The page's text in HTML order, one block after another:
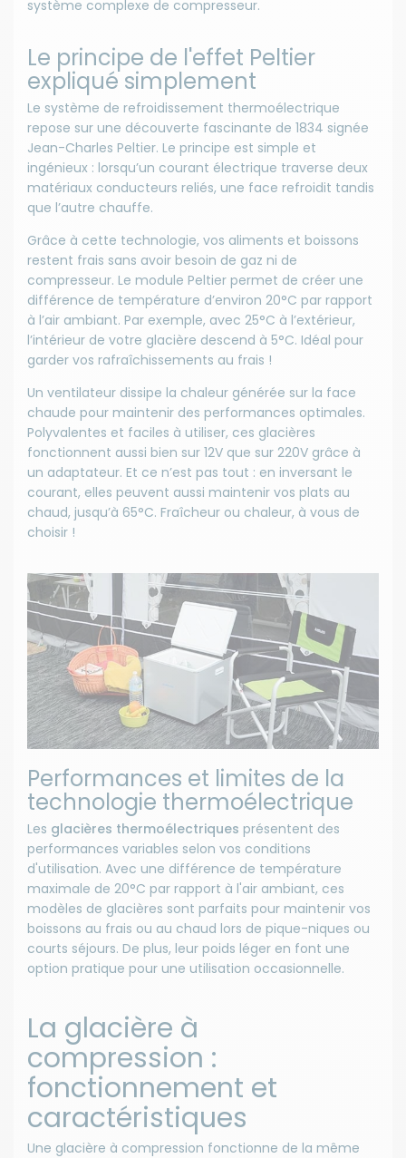
système complexe de compresseur.
Le principe de l'effet Peltier
expliqué simplement
Le système de refroidissement thermoélectrique
repose sur une découverte fascinante de 1834 signée
Jean-Charles Peltier. Le principe est simple et
ingénieux : lorsqu’un courant électrique traverse deux
matériaux conducteurs reliés, une face refroidit tandis
que l’autre chauffe.
Grâce à cette technologie, vos aliments et boissons
restent frais sans avoir besoin de gaz ni de
compresseur. Le module Peltier permet de créer une
différence de température d’environ 20°C par rapport
à l’air ambiant. Par exemple, avec 25°C à l’extérieur,
l’intérieur de votre glacière descend à 5°C. Idéal pour
garder vos rafraîchissements au frais !
Un ventilateur dissipe la chaleur générée sur la face
chaude pour maintenir des performances optimales.
Polyvalentes et faciles à utiliser, ces glacières
fonctionnent aussi bien sur 12V que sur 220V grâce à
un adaptateur. Et ce n’est pas tout : en inversant le
courant, elles peuvent aussi maintenir vos plats au
chaud, jusqu’à 65°C. Fraîcheur ou chaleur, à vous de
choisir !
Performances et limites de la
technologie thermoélectrique
Les glacières thermoélectriques présentent des
performances variables selon vos conditions
d'utilisation. Avec une différence de température
maximale de 20°C par rapport à l'air ambiant, ces
modèles de glacières sont parfaits pour maintenir vos
boissons au frais ou au chaud lors de pique-niques ou
courts séjours. De plus, leur poids léger en font une
option pratique pour une utilisation occasionnelle.
La glacière à
compression :
fonctionnement et
caractéristiques
Une glacière à compression fonctionne de la même